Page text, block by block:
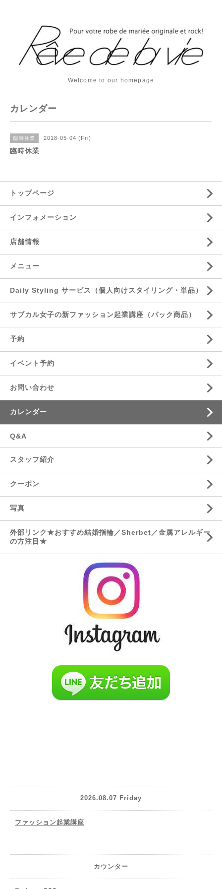
Welcome to our homepage
カレンダー
臨時休業 2018-05-04 (Fri)
臨時休業
トップページ
インフォメーション
店舗情報
メニュー
Daily Styling サービス（個人向けスタイリング・単品）
サブカル女子の新ファッション起業講座（パック商品）
予約
イベント予約
お問い合わせ
カレンダー
Q&A
スタッフ紹介
クーポン
写真
外部リンク★おすすめ結婚指輪／Sherbet／金属アレルギー
の方注目★
2026.08.07 Friday
ファッション起業講座
カウンター